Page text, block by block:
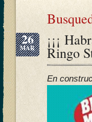
26
MAR ¡¡¡
Ringo
En